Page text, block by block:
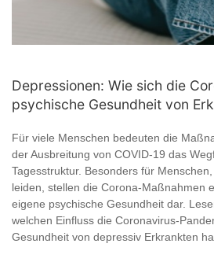
Depressionen: Wie sich die
psychische Gesundheit von
Für viele Menschen bedeuten die
der Ausbreitung von COVID-19 das
Tagesstruktur. Besonders für
leiden, stellen die Corona-Maßnahmen
eigene psychische Gesundheit dar.
welchen Einfluss die Coronavirus-
Gesundheit von depressiv Erkrankten